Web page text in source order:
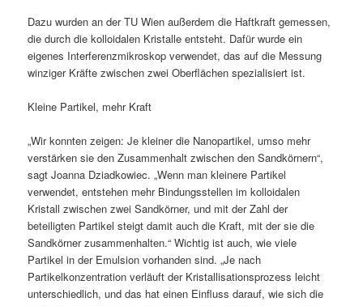
Dazu wurden an der TU Wien außerdem die Haftkraft gemessen,
die durch die kolloidalen Kristalle entsteht. Dafür wurde ein
eigenes Interferenzmikroskop verwendet, das auf die Messung
winziger Kräfte zwischen zwei Oberflächen spezialisiert ist.
Kleine Partikel, mehr Kraft
„Wir konnten zeigen: Je kleiner die Nanopartikel, umso mehr
verstärken sie den Zusammenhalt zwischen den Sandkörnern“,
sagt Joanna Dziadkowiec. „Wenn man kleinere Partikel
verwendet, entstehen mehr Bindungsstellen im kolloidalen
Kristall zwischen zwei Sandkörner, und mit der Zahl der
beteiligten Partikel steigt damit auch die Kraft, mit der sie die
Sandkörner zusammenhalten.“ Wichtig ist auch, wie viele
Partikel in der Emulsion vorhanden sind. „Je nach
Partikelkonzentration verläuft der Kristallisationsprozess leicht
unterschiedlich, und das hat einen Einfluss darauf, wie sich die